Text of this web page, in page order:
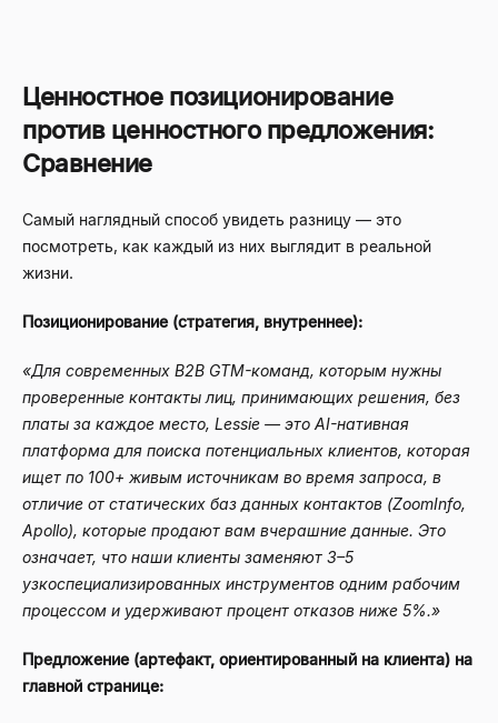
Ценностное позиционирование
против ценностного предложения:
Сравнение
Самый наглядный способ увидеть разницу — это
посмотреть, как каждый из них выглядит в реальной
жизни.
Позиционирование (стратегия, внутреннее):
«Для современных B2B GTM-команд, которым нужны
проверенные контакты лиц, принимающих решения, без
платы за каждое место, Lessie — это AI-нативная
платформа для поиска потенциальных клиентов, которая
ищет по 100+ живым источникам во время запроса, в
отличие от статических баз данных контактов (ZoomInfo,
Apollo), которые продают вам вчерашние данные. Это
означает, что наши клиенты заменяют 3–5
узкоспециализированных инструментов одним рабочим
процессом и удерживают процент отказов ниже 5%.»
Предложение (артефакт, ориентированный на клиента) на
главной странице: